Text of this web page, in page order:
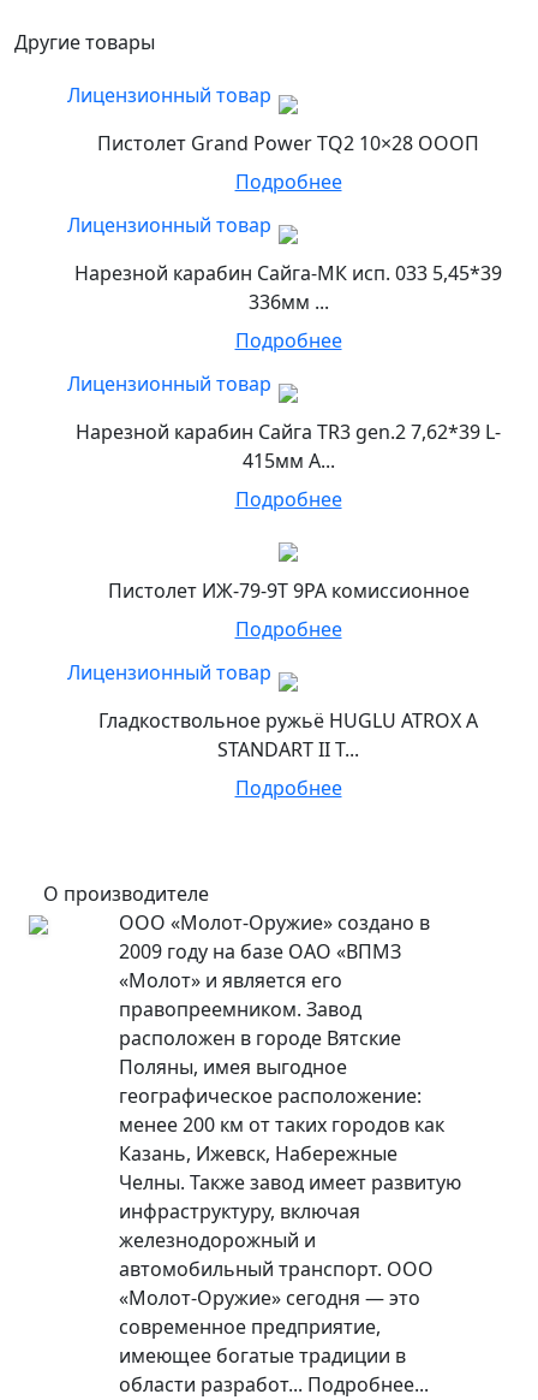
Другие товары
Лицензионный товар
Пистолет Grand Power TQ2 10×28 ОООП
Подробнее
Лицензионный товар
Нарезной карабин Сайга-МК исп. 033 5,45*39
336мм ...
Подробнее
Лицензионный товар
Нарезной карабин Сайга TR3 gen.2 7,62*39 L-
415мм А...
Подробнее
Пистолет ИЖ-79-9Т 9РА комиссионное
Подробнее
Лицензионный товар
Гладкоствольное ружьё HUGLU ATROX A
STANDART II T...
Подробнее
О производителе
ООО «Молот-Оружие» создано в
2009 году на базе ОАО «ВПМЗ
«Молот» и является его
правопреемником. Завод
расположен в городе Вятские
Поляны, имея выгодное
географическое расположение:
менее 200 км от таких городов как
Казань, Ижевск, Набережные
Челны. Также завод имеет развитую
инфраструктуру, включая
железнодорожный и
автомобильный транспорт. ООО
«Молот-Оружие» сегодня — это
современное предприятие,
имеющее богатые традиции в
области разработ... Подробнее...